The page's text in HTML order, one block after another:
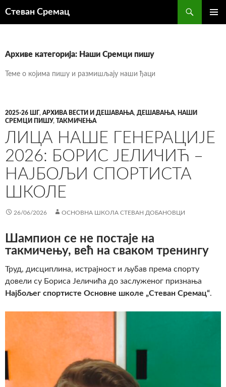
Стеван Сремац
Архиве категорија: Наши Сремци пишу
Теме о којима пишу и размишљају наши ђаци
2025-26 ШГ, АРХИВА ВЕСТИ И ДЕШАВАЊА, ДЕШАВАЊА, НАШИ
СРЕМЦИ ПИШУ, ТАКМИЧЕЊА
ЛИЦА НАШЕ ГЕНЕРАЦИЈЕ
2026: БОРИС ЈЕЛИЧИЋ –
НАЈБОЉИ СПОРТИСТА
ШКОЛЕ
26/06/2026 ОСНОВНА ШКОЛА СТЕВАН ДОБАНОВЦИ
Шампион се не постаје на
такмичењу, већ на сваком тренингу
Труд, дисциплина, истрајност и љубав према спорту
довели су Бориса Јеличића до заслуженог признања
Најбољег спортисте Основне школе „Стеван Сремац“.